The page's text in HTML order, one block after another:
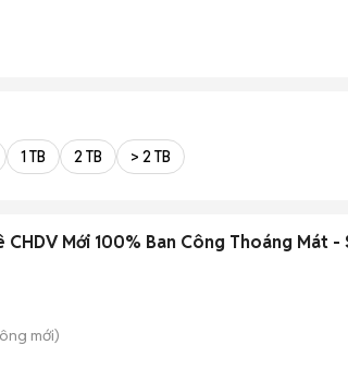
1 TB 2 TB > 2 TB
CHDV Mới 100% Ban Công Thoáng Mát -
mới)